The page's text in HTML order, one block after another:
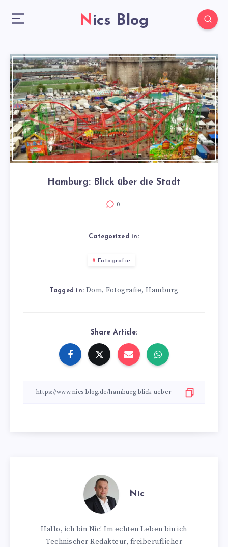
Nics Blog
Hamburg: Blick über die Stadt
0
Categorized in:
Fotografie
Tagged in: Dom, Fotografie, Hamburg
Share Article:
Nic
Hallo, ich bin Nic! Im echten Leben bin ich
Technischer Redakteur, freiberuflicher